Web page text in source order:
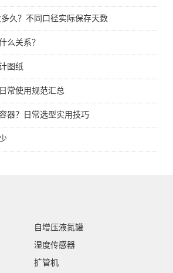
久？不同口径实际保存天数
么关系？
图纸
常使用规范汇总
器？日常选型实用技巧
自增压液氮罐
湿度传感器
扩管机